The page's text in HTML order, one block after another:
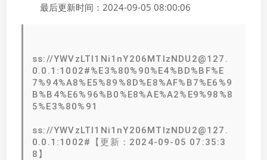
最后更新时间：2024-09-05 08:00:06
ss://YWVzLTI1Ni1nY206MTIzNDU2@127.
0.0.1:1002#%E3%80%90%E4%BD%BF%E
7%94%A8%E5%89%8D%E8%AF%B7%E6%9
B%B4%E6%96%B0%E8%AE%A2%E9%98%8
5%E3%80%91
ss://YWVzLTI1Ni1nY206MTIzNDU2@127.
0.0.1:1002#【更新：2024-09-05 07:35:3
8】